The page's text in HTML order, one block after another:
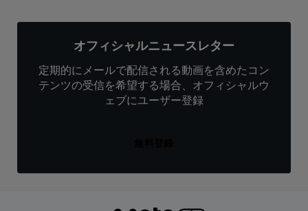
オフィシャルニュースレター
定期的にメールで配信される動画を含めたコン
テンツの受信を希望する場合、オフィシャルウ
ェブにユーザー登録